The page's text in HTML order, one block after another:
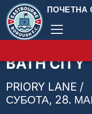
ПОЧЕТНА
BATH CITY
PRIORY LANE /
СУБОТА, 28.